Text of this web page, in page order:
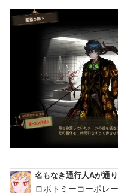
名もなき通行人Aが通
ロボトミーコーポレ